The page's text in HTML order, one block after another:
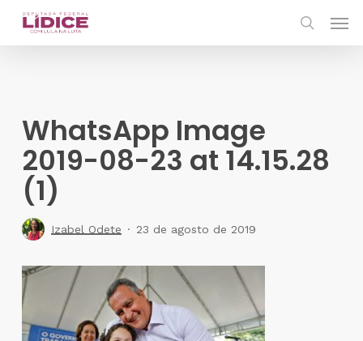
Skip
WhatsApp Image
2019-08-23 at 14.15.28
(1)
Izabel Odete 23 de agosto de 2019